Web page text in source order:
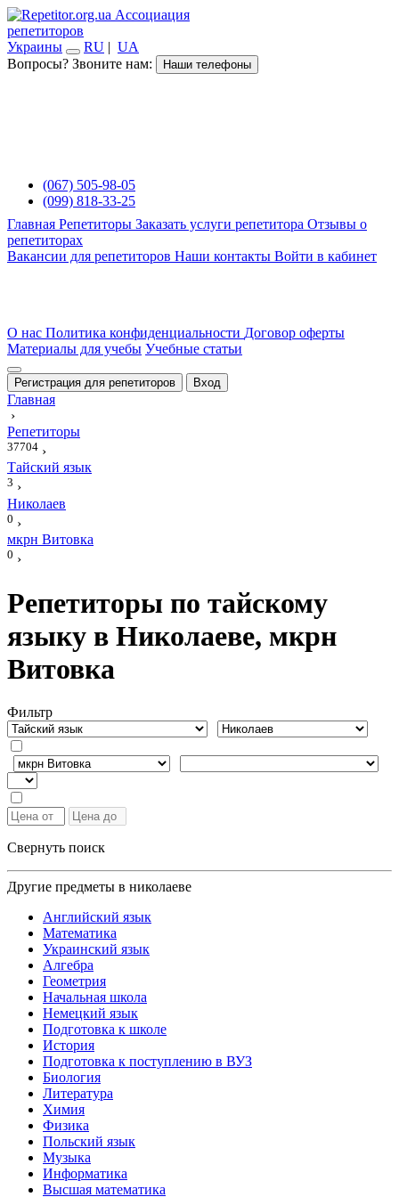
Ассоциация
репетиторов
Украины
RU | UA
Вопросы? Звоните нам:
Наши телефоны
(067) 505-98-05
(099) 818-33-25
Главная Репетиторы Заказать услуги репетитора Отзывы о
репетиторах
Вакансии для репетиторов Наши контакты Войти в кабинет
О нас Политика конфиденциальности Договор оферты
Материалы для учебы Учебные статьи
Регистрация для репетиторов Вход
Главная
›
Репетиторы
37704 ›
Тайский язык
3 ›
Николаев
0 ›
мкрн Витовка
0 ›
Репетиторы по тайскому
языку в Николаеве, мкрн
Витовка
Фильтр
Свернуть поиск
Другие предметы в николаеве
Английский язык
Математика
Украинский язык
Алгебра
Геометрия
Начальная школа
Немецкий язык
Подготовка к школе
История
Подготовка к поступлению в ВУЗ
Биология
Литература
Химия
Физика
Польский язык
Музыка
Информатика
Высшая математика